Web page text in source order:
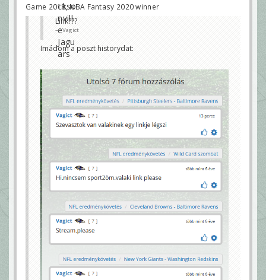
Game 2018, NBA Fantasy 2020 winner
Link???
Vagict
Imádom a poszt historydat: